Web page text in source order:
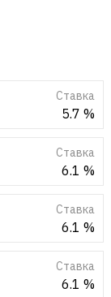
Cтавка
5.7 %
Cтавка
6.1 %
Cтавка
6.1 %
Cтавка
6.1 %